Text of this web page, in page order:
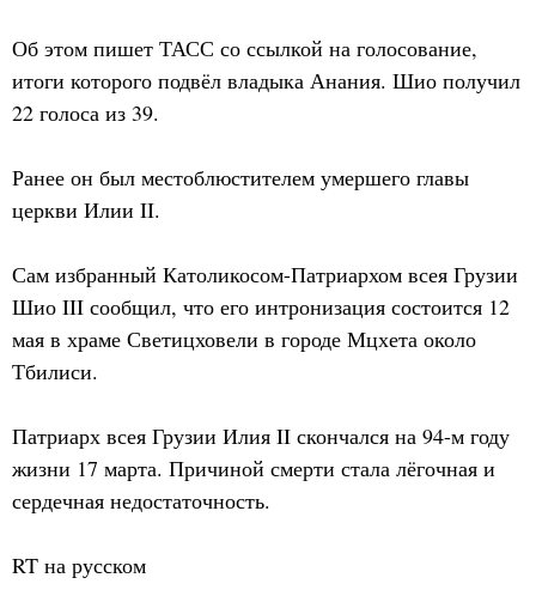
Об этом пишет ТАСС со ссылкой на голосование,
итоги которого подвёл владыка Анания. Шио получил
22 голоса из 39.
Ранее он был местоблюстителем умершего главы
церкви Илии II.
Сам избранный Католикосом-Патриархом всея Грузии
Шио III сообщил, что его интронизация состоится 12
мая в храме Светицховели в городе Мцхета около
Тбилиси.
Патриарх всея Грузии Илия II скончался на 94-м году
жизни 17 марта. Причиной смерти стала лёгочная и
сердечная недостаточность.
RT на русском